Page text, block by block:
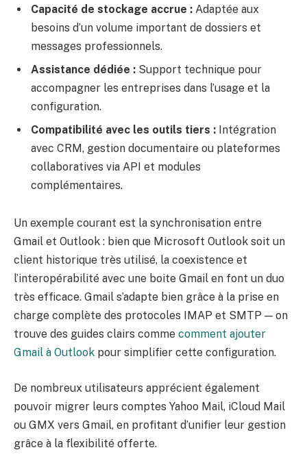
Capacité de stockage accrue : Adaptée aux
besoins d’un volume important de dossiers et
messages professionnels.
Assistance dédiée : Support technique pour
accompagner les entreprises dans l’usage et la
configuration.
Compatibilité avec les outils tiers : Intégration
avec CRM, gestion documentaire ou plateformes
collaboratives via API et modules
complémentaires.
Un exemple courant est la synchronisation entre
Gmail et Outlook : bien que Microsoft Outlook soit un
client historique très utilisé, la coexistence et
l’interopérabilité avec une boite Gmail en font un duo
très efficace. Gmail s’adapte bien grâce à la prise en
charge complète des protocoles IMAP et SMTP — on
trouve des guides clairs comme comment ajouter
Gmail à Outlook pour simplifier cette configuration.
De nombreux utilisateurs apprécient également
pouvoir migrer leurs comptes Yahoo Mail, iCloud Mail
ou GMX vers Gmail, en profitant d’unifier leur gestion
grâce à la flexibilité offerte.